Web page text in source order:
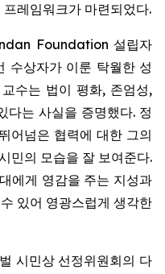
레임워크가 마련되었다.
Foundation 설립자
수상자가 이룬 탁월한 성
수는 법이 평화, 존엄성,
다는 사실을 증명했다. 정
어넘은 협력에 대한 그의
민의 모습을 잘 보여준다.
에게 영감을 주는 지성과
있어 영광스럽게 생각한
시민상 선정위원회의 다